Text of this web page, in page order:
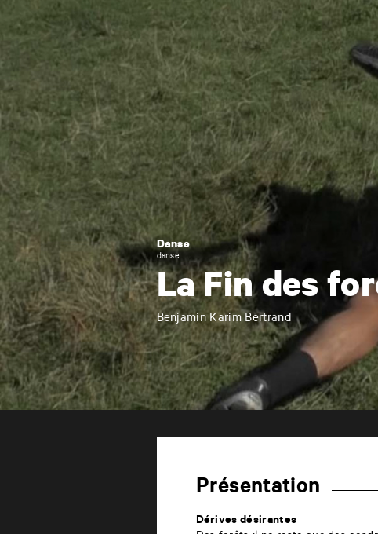
Renseigner
mots
clés
Danse
danse
La Fin des
Benjamin Karim Bertrand
Présentation
Dérives désirantes